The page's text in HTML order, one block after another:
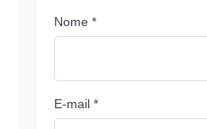
Nome *
E-mail *